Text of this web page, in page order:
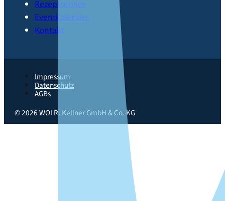
Rezeptservice
Eventkalender
Kontakt
Impressum
Datenschutz
AGBs
© 2026WOI R. Kellner GmbH & Co. KG